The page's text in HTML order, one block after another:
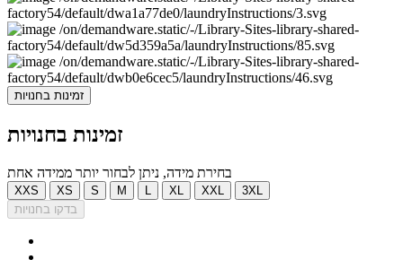
זמינות בחנויות
זמינות בחנויות
בחירת מידה, ניתן לבחור יותר ממידה אחת
XXS XS S M XL XXL
3XL
בדקו בחנויות